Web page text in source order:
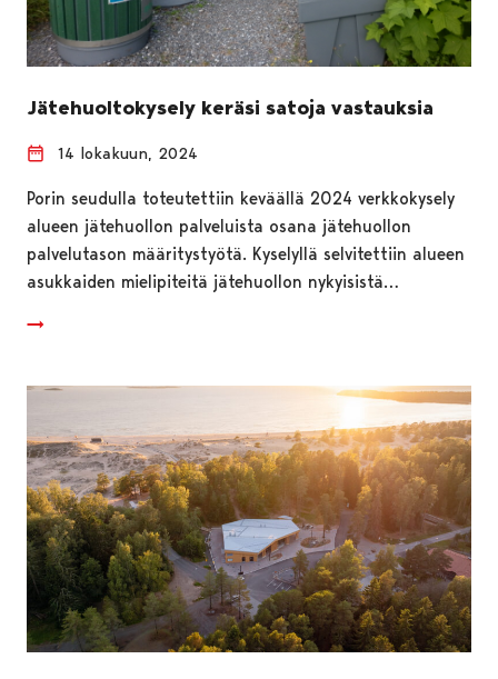
Jätehuoltokysely keräsi satoja vastauksia
14 lokakuun, 2024
Porin seudulla toteutettiin keväällä 2024 verkkokysely
alueen jätehuollon palveluista osana jätehuollon
palvelutason määritystyötä. Kyselyllä selvitettiin alueen
asukkaiden mielipiteitä jätehuollon nykyisistä…